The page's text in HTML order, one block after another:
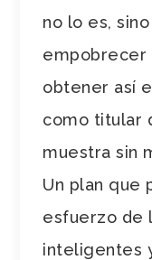
no lo es,
empobrecer
obtener así
como titular
muestra sin
Un plan que
esfuerzo de
inteligentes